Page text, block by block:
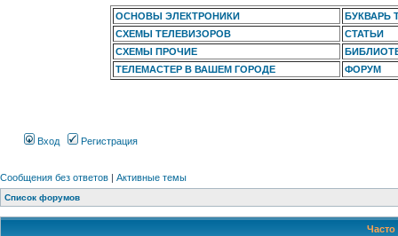
ОСНОВЫ ЭЛЕКТРОНИКИ
БУКВАРЬ
СХЕМЫ ТЕЛЕВИЗОРОВ
СТАТЬИ
СХЕМЫ ПРОЧИЕ
ТЕЛЕМАСТЕР В ВАШЕМ ГОРОДЕ
ФОРУМ
Вход Регистрация
Сообщения без ответов | Активные темы
Список форумов